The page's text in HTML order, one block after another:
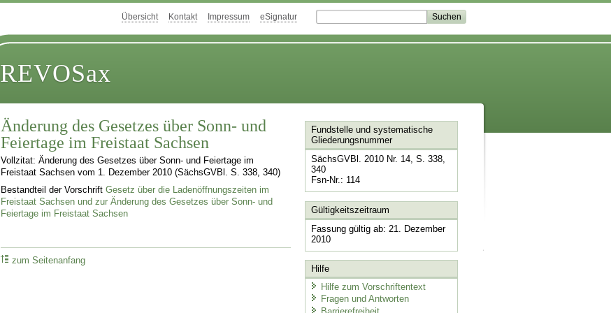
Übersicht Kontakt Impressum eSignatur
REVOSax
Änderung des Gesetzes über Sonn- und
Feiertage im Freistaat Sachsen
Vollzitat: Änderung des Gesetzes über Sonn- und Feiertage im
Freistaat Sachsen vom 1. Dezember 2010 (SächsGVBl. S. 338, 340)
Bestandteil der VorschriftGesetz über die Ladenöffnungszeiten im
Freistaat Sachsen und zur Änderung des Gesetzes über Sonn- und
Feiertage im Freistaat Sachsen
zum Seitenanfang
Fundstelle und systematische
Gliederungsnummer
SächsGVBl. 2010 Nr. 14, S. 338,
340
Fsn-Nr.: 114
Gültigkeitszeitraum
Fassung gültig ab: 21. Dezember
2010
Hilfe
Hilfe zum Vorschriftentext
Fragen und Antworten